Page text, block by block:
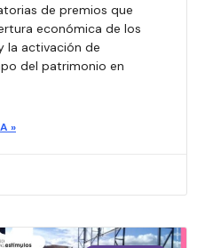
de premios que
económica de los
la activación de
del patrimonio en
»